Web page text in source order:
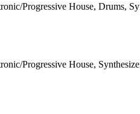
Progressive House, Drums,
Progressive House,